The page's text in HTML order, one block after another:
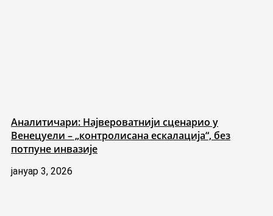
Аналитичари: Највероватнији сценарио у
Венецуели – „контролисана ескалација“, без
потпуне инвазије
јануар 3, 2026